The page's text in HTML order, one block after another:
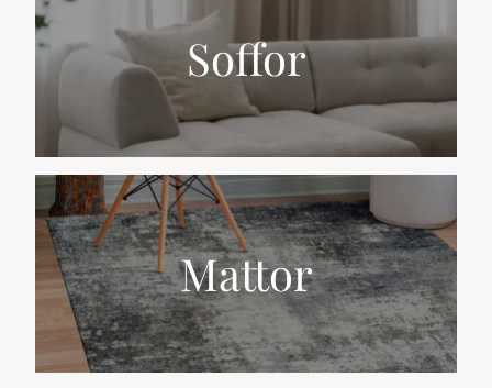
Soffor
Mattor